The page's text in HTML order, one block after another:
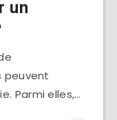
un
peuvent
Parmi elles,…